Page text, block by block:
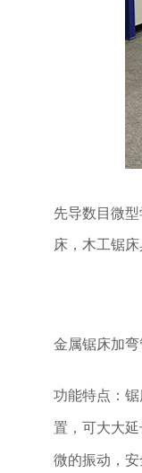
先导数目微
床，木工锯床
金属锯床加弯
功能特点：
置，可大大
微的振动，